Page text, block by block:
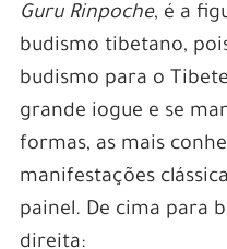
Guru Rinpoche, é a
budismo tibetano,
budismo para o
grande iogue e se
formas, as mais
manifestações
painel. De cima para
direita: